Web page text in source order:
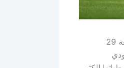
يصطدم فريق الهلال السعودي بنظيره الرياض في مواجهة مرتقبة مساء اليوم الجمعة 29